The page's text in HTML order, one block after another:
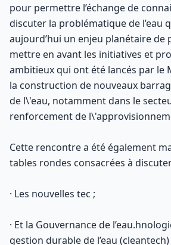
pour permettre l’échange de
discuter la problématique de l’eau
aujourd’hui un enjeu planétaire
mettre en avant les initiatives et
ambitieux qui ont été lancés par le
la construction de nouveaux
de l\'eau, notamment dans le
renforcement de
Cette rencontre a été également
tables rondes consacrées à
· Les nouvelles tec ;
· Et la Gouvernance de
gestion durable de l’eau (cleantech)